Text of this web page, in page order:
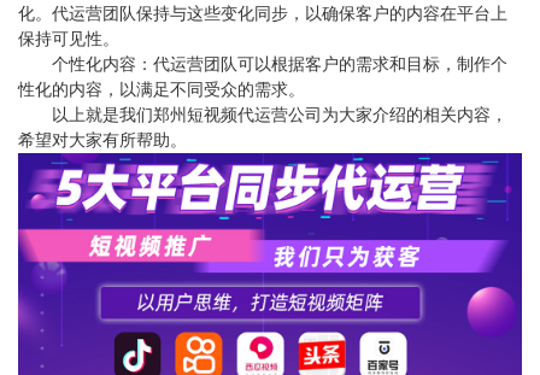
化。代运营团队保持与这些变化同步，以确保客户的内容在平台上
保持可见性。
个性化内容：代运营团队可以根据客户的需求和目标，制作个
性化的内容，以满足不同受众的需求。
以上就是我们郑州短视频代运营公司为大家介绍的相关内容，
希望对大家有所帮助。